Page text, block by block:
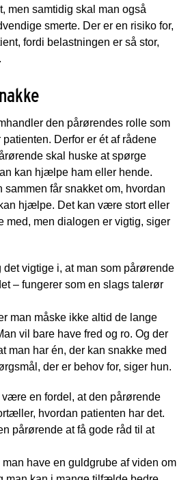
men samtidig skal man også
smerte. Der er en risiko for,
fordi belastningen er så stor,
den pårørendes rolle som
Derfor er ét af rådene
skal huske at spørge
kan hjælpe ham eller hende.
sammen får snakket om, hvordan
hjælpe. Det kan være stort eller
med, men dialogen er vigtig, siger
vigtige i, at man som pårørende
– fungerer som en slags talerør
man måske ikke altid de lange
vil bare have fred og ro. Og der
man har én, der kan snakke med
der er behov for, siger hun.
en fordel, at den pårørende
hvordan patienten har det.
pårørende at få gode råd til at
have en guldgrube af viden om